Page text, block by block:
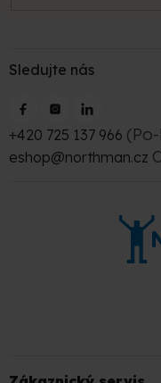
Sledujte nás
+420 725 137 966
eshop@northman.cz